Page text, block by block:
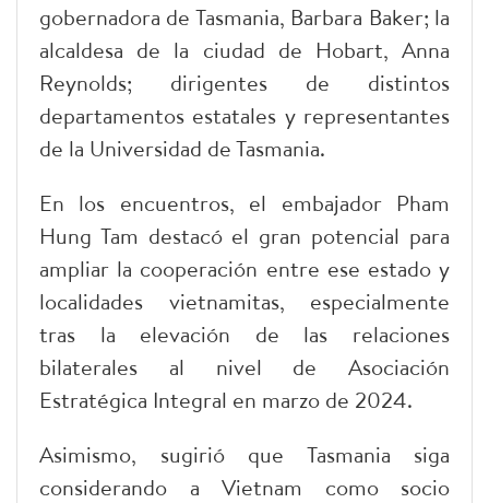
gobernadora de Tasmania, Barbara Baker; la
alcaldesa de la ciudad de Hobart, Anna
Reynolds; dirigentes de distintos
departamentos estatales y representantes
de la Universidad de Tasmania.
En los encuentros, el embajador Pham
Hung Tam destacó el gran potencial para
ampliar la cooperación entre ese estado y
localidades vietnamitas, especialmente
tras la elevación de las relaciones
bilaterales al nivel de Asociación
Estratégica Integral en marzo de 2024.
Asimismo, sugirió que Tasmania siga
considerando a Vietnam como socio